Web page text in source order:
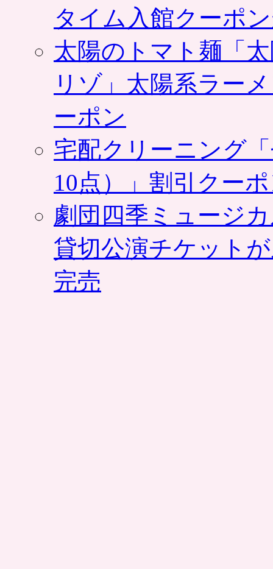
州
市
か
ら
届
け。
く
は
タイム入館クーポ
太陽のトマト麺「
リゾ」太陽系ラー
ーポン
宅配クリーニング
10点）」割引クー
劇団四季ミュージ
貸切公演チケット
完売